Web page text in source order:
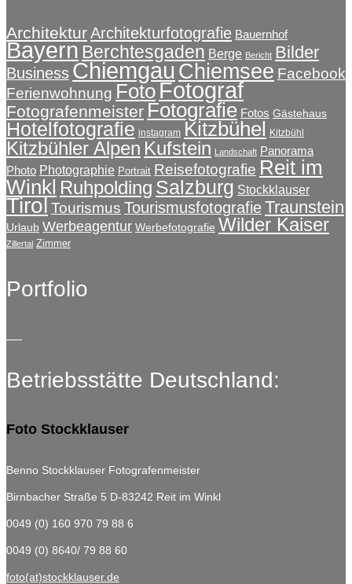
ArchitekturArchitekturfotografie Bauernhof
Bayern Berchtesgaden Berge Bericht Bilder
BusinessChiemgauChiemsee Facebook
Ferienwohnung FotoFotograf
Fotografenmeister Fotografie Fotos Gästehaus
Hotelfotografie instagram Kitzbühel Kitzbühl
Kitzbühler Alpen Kufstein Landschaft Panorama
Photo Photographie Portrait Reisefotografie Reit im
Winkl Ruhpolding Salzburg Stockklauser
TirolTourismus TourismusfotografieTraunstein
Urlaub Werbeagentur Werbefotografie Wilder Kaiser
Zillertal Zimmer
Portfolio
Betriebsstätte Deutschland:
Foto Stockklauser
Benno Stockklauser Fotografenmeister
Birnbacher Straße 5 D-83242 Reit im Winkl
0049 (0) 160 970 79 88 6
0049 (0) 8640/ 79 88 60
foto(at)stockklauser.de